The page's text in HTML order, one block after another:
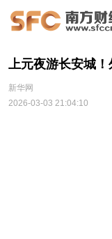
上元夜游长安城
新华网
2026-03-03 21:04:10